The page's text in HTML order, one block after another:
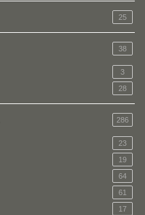
25
38
3
28
286
23
19
64
61
17